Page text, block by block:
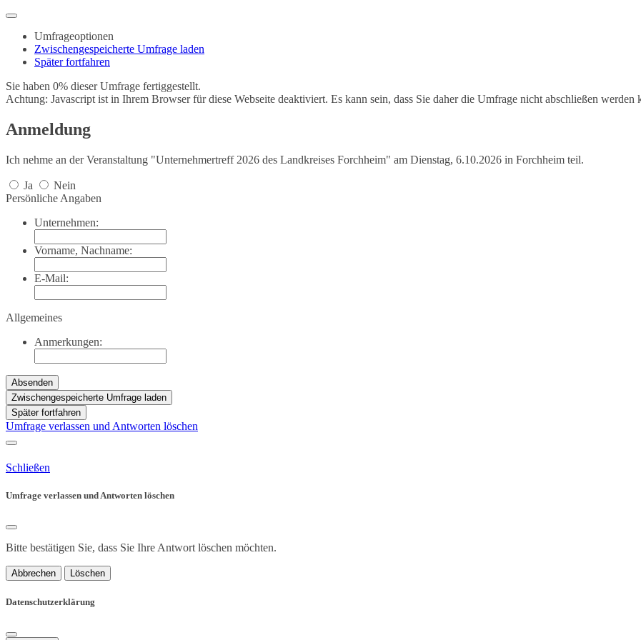
Umfrageoptionen
Zwischengespeicherte Umfrage laden
Später fortfahren
Sie haben 0% dieser Umfrage fertiggestellt.
Achtung: Javascript ist in Ihrem Browser für diese Webseite deaktiviert. Es kann sein, dass Sie daher die Umfrage nicht abschließen
Anmeldung
Ich nehme an der Veranstaltung "Unternehmertreff 2026 des Landkreises Forchheim" am Dienstag, 6.10.2026 in Forchheim teil.
Ja
Nein
Persönliche Angaben
Unternehmen:
Vorname, Nachname:
E-Mail:
Allgemeines
Anmerkungen:
Absenden
Zwischengespeicherte Umfrage laden
Später fortfahren
Umfrage verlassen und Antworten löschen
Schließen
Umfrage verlassen und Antworten löschen
Bitte bestätigen Sie, dass Sie Ihre Antwort löschen möchten.
Abbrechen Löschen
Datenschutzerklärung